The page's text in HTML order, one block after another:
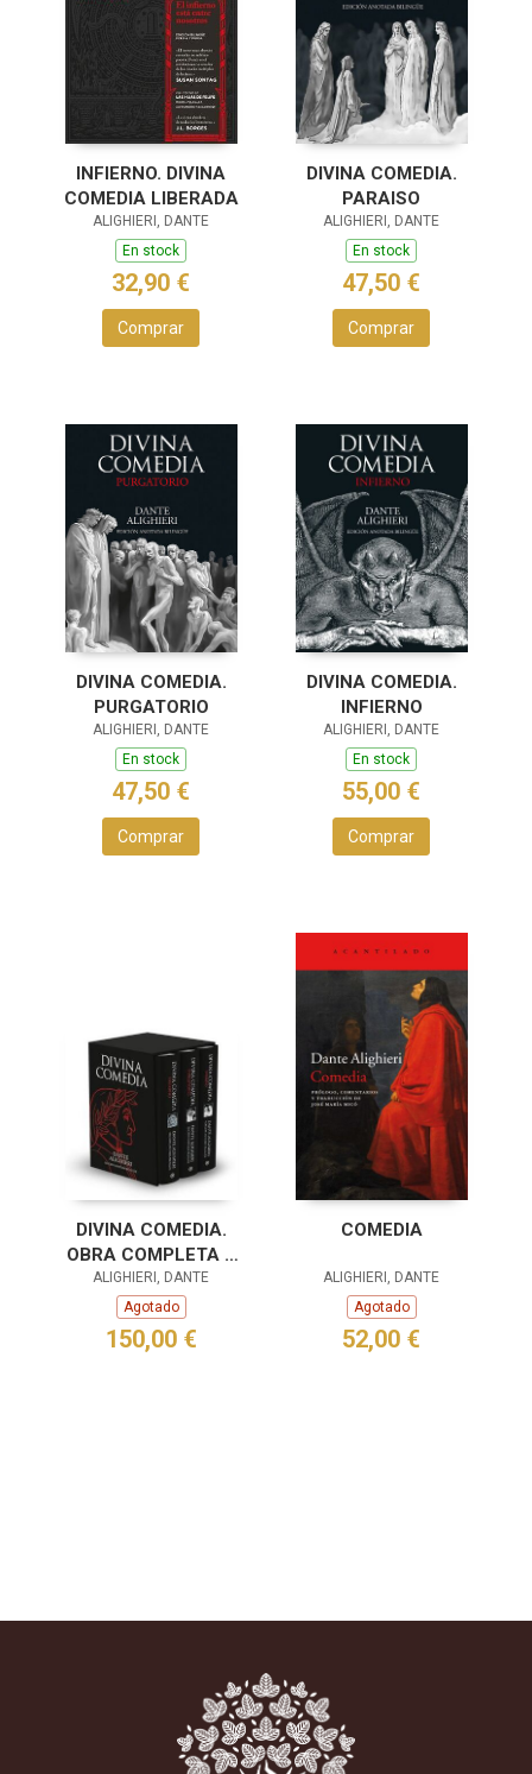
INFIERNO. DIVINA
COMEDIA LIBERADA
ALIGHIERI, DANTE
En stock
32,90 €
Comprar
DIVINA COMEDIA.
PARAISO
ALIGHIERI, DANTE
En stock
47,50 €
Comprar
DIVINA COMEDIA.
PURGATORIO
ALIGHIERI, DANTE
En stock
47,50 €
Comprar
DIVINA COMEDIA.
INFIERNO
ALIGHIERI, DANTE
En stock
55,00 €
Comprar
DIVINA COMEDIA.
OBRA COMPLETA 3
VOLS
ALIGHIERI, DANTE
Agotado
150,00 €
COMEDIA
ALIGHIERI, DANTE
Agotado
52,00 €